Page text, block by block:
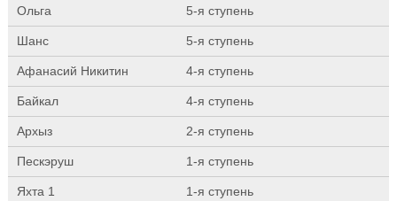
Ольга 5-я ступень
Шанс 5-я ступень
Афанасий Никитин 4-я ступень
Байкал 4-я ступень
Архыз 2-я ступень
Пескэруш 1-я ступень
Яхта 1 1-я ступень